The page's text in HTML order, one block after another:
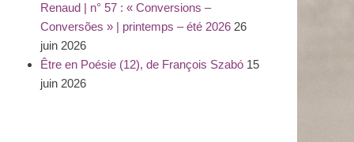
Renaud | n° 57 : « Conversions –
Conversões » | printemps – été 2026 26
juin 2026
Être en Poésie (12), de François Szabó 15
juin 2026